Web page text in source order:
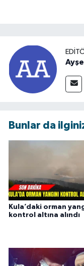
Bunlar da
Kula’daki orman
kontrol altına alındı